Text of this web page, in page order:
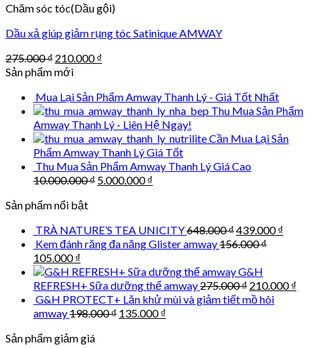
Chăm sóc tóc(Dầu gội)
Dầu xả giúp giảm rụng tóc Satinique AMWAY
275.000₫ Original
price
275.000 ₫.
210.000₫
210.000 ₫.
Sản phẩm mới
Mua Lại Sản Phẩm Amway Thanh Lý - Giá Tốt Nhất
Thu Mua Sản Phẩm
Amway Thanh Lý - Liên Hệ Ngay!
Cần Mua Lại Sản
Phẩm Amway Thanh Lý Giá Tốt
Thu Mua Sản Phẩm Amway Thanh Lý Giá Cao
10.000.000₫ Original
5.000.000₫
Sản phẩm nổi bật
TRÀ NATURE’S TEA UNICITY648.000₫Original
price
648.000 ₫.
439.000₫
Kem đánh răng đa năng Glister amway156.000₫
Original
price
was:
156.000 ₫.
105.000₫
price
is:
105.000 ₫.
G&H
REFRESH+ Sữa dưỡng thể amway275.000₫ Original
price
210.000₫
G&H PROTECT+ Lăn khử mùi và giảm tiết mồ hôi
amway198.000₫ Original
135.000₫
Sản phẩm giảm giá